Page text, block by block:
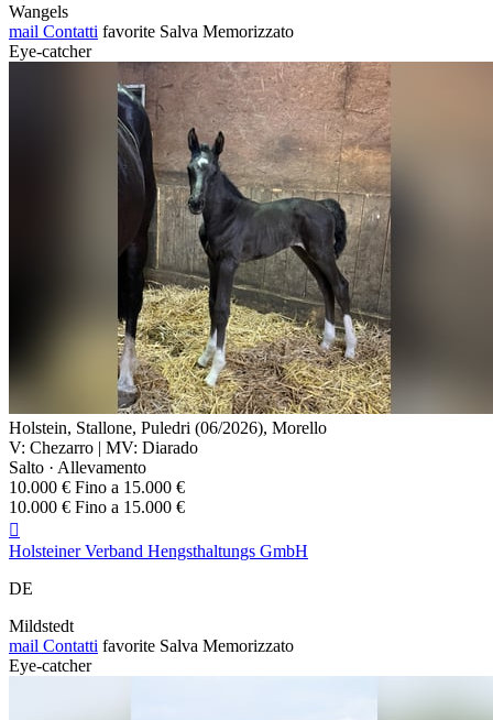
Wangels
mail Contatti favorite Salva Memorizzato
Eye-catcher
Holstein, Stallone, Puledri (06/2026), Morello
V: Chezarro | MV: Diarado
Salto · Allevamento
10.000 € Fino a 15.000 €
10.000 € Fino a 15.000 €

Holsteiner Verband Hengsthaltungs GmbH
DE
Mildstedt
mail Contatti favorite Salva Memorizzato
Eye-catcher